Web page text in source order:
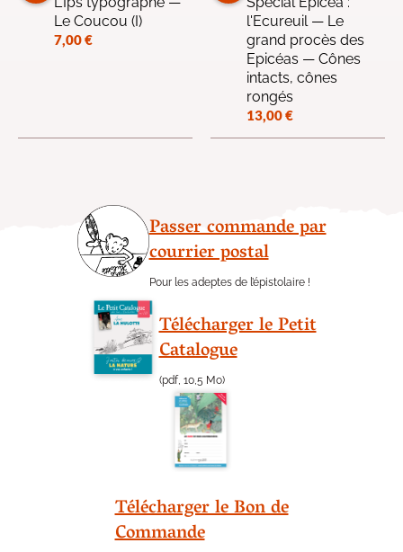
Le Coucou (I)
7,00€
l'Ecureuil — Le
grand procès des
Epicéas — Cônes
intacts, cônes
rongés
13,00€
Passer commande par
courrier postal
Pour les adeptes de l’épistolaire !
Télécharger le Petit
Catalogue
(pdf, 10,5 Mo)
Télécharger le Bon de
Commande